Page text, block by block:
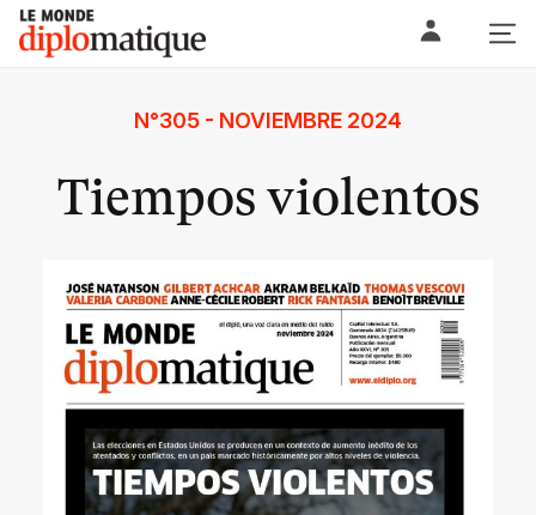
Skip
content
Le monde diplomatique
N°305 - NOVIEMBRE 2024
Tiempos violentos